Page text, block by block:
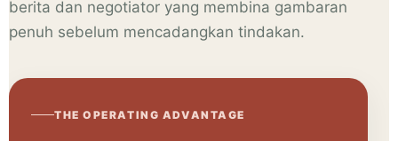
berita dan negotiator yang membina gambaran
penuh sebelum mencadangkan tindakan.
THE OPERATING ADVANTAGE